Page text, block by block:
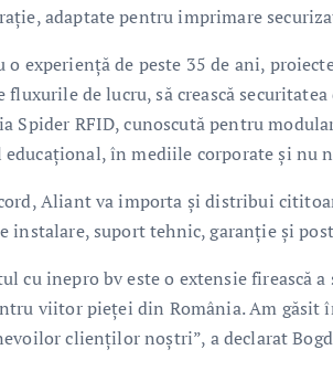
adaptate pentru imprimare
o experiență de peste 35 de ani,
fluxurile de lucru, să crească
Spider RFID, cunoscută pentru
în mediile corporate și nu
Aliant va importa și distribui
instalare, suport tehnic, garanție și
cu inepro bv este o extensie firească
viitor pieței din România. Am găsit
clienților noștri”, a declarat